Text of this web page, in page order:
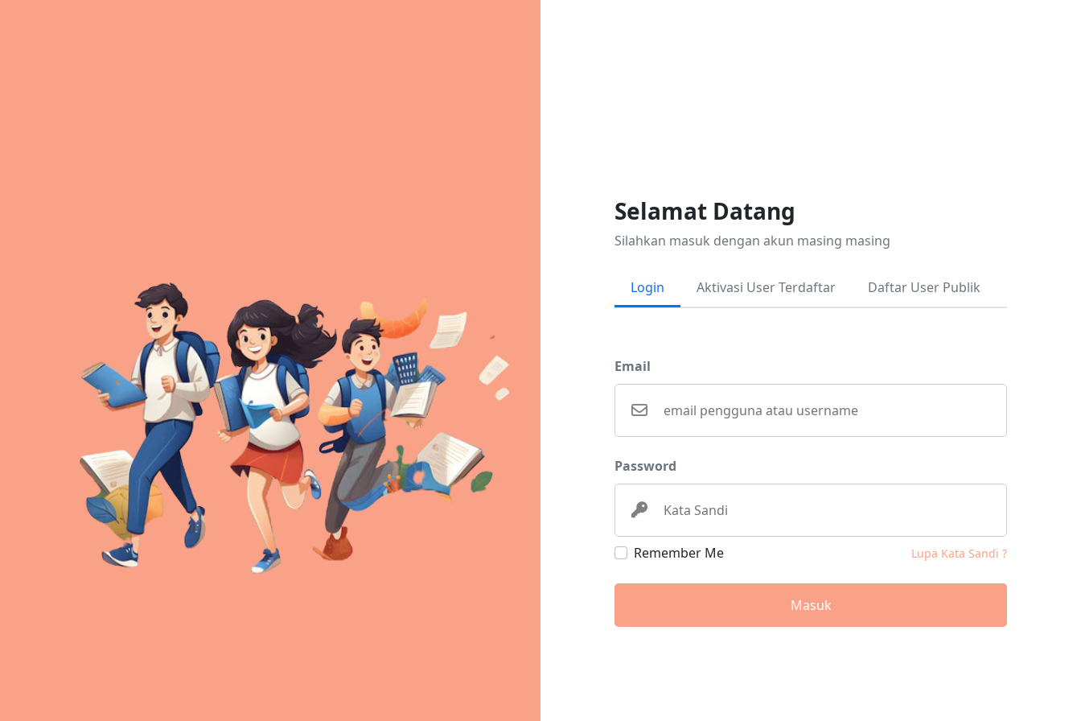
Selamat Datang
Silahkan masuk dengan akun masing masing
Login Aktivasi User Terdaftar Daftar User Publik
Email
Password
Remember Me Lupa Kata Sandi ?
Masuk